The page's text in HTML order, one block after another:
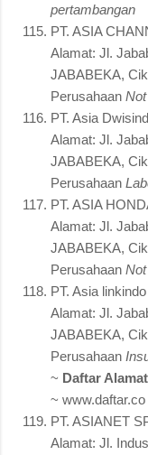
pertambangan
PT. ASIA
Alamat: Jl.
JABABEKA,
Perusahaan
PT. Asia
Alamat: Jl.
JABABEKA,
Perusahaan
PT. ASIA
Alamat: Jl.
JABABEKA,
Perusahaan
PT. Asia linkindo
Alamat: Jl.
JABABEKA,
Perusahaan
~ Daftar
~ www.daftar.co
PT. ASIANET
Alamat: Jl.